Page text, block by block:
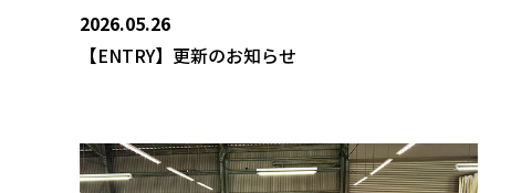
2026.05.26
【ENTRY】更新のお知らせ